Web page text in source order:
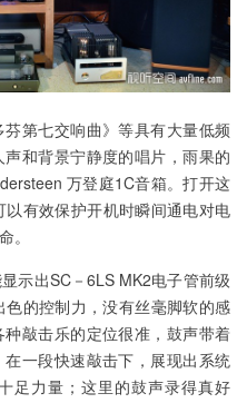
第七交响曲》等具有大量低频
和背景宁静度的唱片，雨果的
万登庭1C音箱。打开这
有效保护开机时瞬间通电对电
。
示出SC－6LS MK2电子管前级
的控制力，没有丝毫脚软的感
敲击乐的定位很准，鼓声带着
一段快速敲击下，展现出系统
足力量；这里的鼓声录得真好